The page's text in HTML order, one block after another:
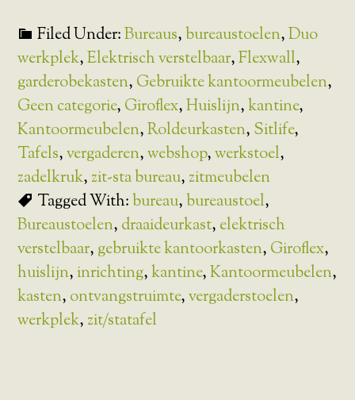
Filed Under:Bureaus,bureaustoelen,Duo
werkplek,Elektrisch verstelbaar,Flexwall,
garderobekasten, Gebruikte kantoormeubelen,
Geen categorie, Giroflex,Huislijn,kantine,
Kantoormeubelen,Roldeurkasten, Sitlife,
Tafels,vergaderen,webshop,werkstoel,
zadelkruk, zit-sta bureau, zitmeubelen
Tagged With:bureau,bureaustoel,
Bureaustoelen, draaideurkast, elektrisch
verstelbaar, gebruikte kantoorkasten, Giroflex,
huislijn, inrichting,kantine,Kantoormeubelen,
kasten, ontvangstruimte,vergaderstoelen,
werkplek, zit/statafel